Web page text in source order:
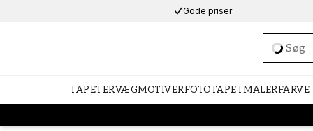
Gode priser
TAPETERVÆGMOTIVERFOTOTAPETMALERFARVE